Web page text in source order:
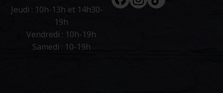
Jeudi : 10h-13h et 14h30-
19h
Vendredi : 10h-19h
Samedi : 10-19h